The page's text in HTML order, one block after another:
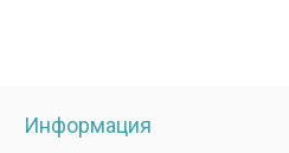
Информация